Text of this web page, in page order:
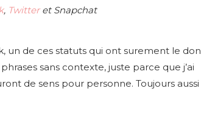
, Twitteret Snapchat
un de ces statuts qui ont surement le don
sans contexte, juste parce que j’ai
de sens pour personne. Toujours aussi